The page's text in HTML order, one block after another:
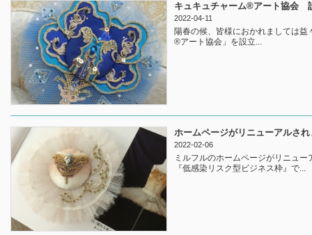
キュキュチャーム®︎アート協会
2022-04-11
陽春の候、皆様におかれましては
®︎アート協会」を設立...
ホームページがリニューアルさ
2022-02-06
ミルフルのホームページがリニュ
『低感染リスク型ビジネス枠』で...